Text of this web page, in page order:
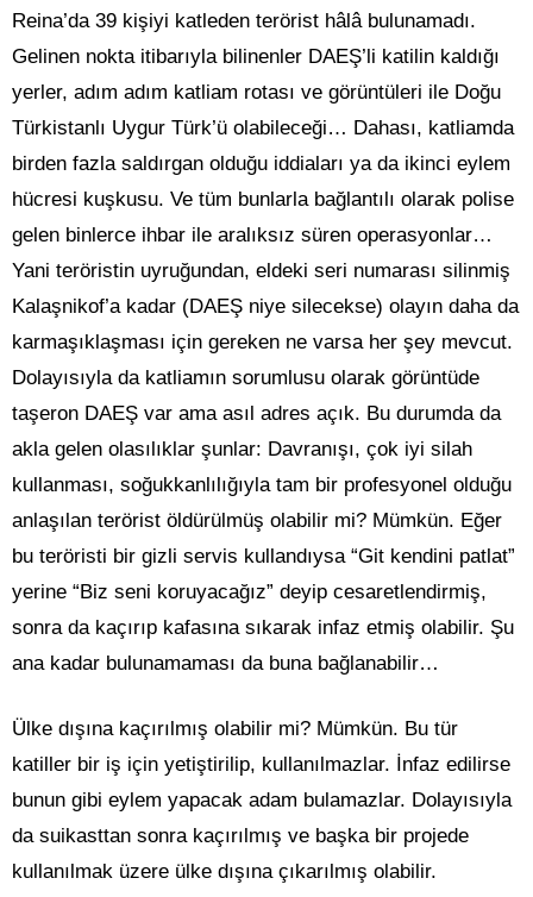
Reina’da 39 kişiyi katleden terörist hâlâ bulunamadı.
Gelinen nokta itibarıyla bilinenler DAEŞ’li katilin kaldığı
yerler, adım adım katliam rotası ve görüntüleri ile Doğu
Türkistanlı Uygur Türk’ü olabileceği… Dahası, katliamda
birden fazla saldırgan olduğu iddiaları ya da ikinci eylem
hücresi kuşkusu. Ve tüm bunlarla bağlantılı olarak polise
gelen binlerce ihbar ile aralıksız süren operasyonlar…
Yani teröristin uyruğundan, eldeki seri numarası silinmiş
Kalaşnikof’a kadar (DAEŞ niye silecekse) olayın daha da
karmaşıklaşması için gereken ne varsa her şey mevcut.
Dolayısıyla da katliamın sorumlusu olarak görüntüde
taşeron DAEŞ var ama asıl adres açık. Bu durumda da
akla gelen olasılıklar şunlar: Davranışı, çok iyi silah
kullanması, soğukkanlılığıyla tam bir profesyonel olduğu
anlaşılan terörist öldürülmüş olabilir mi? Mümkün. Eğer
bu teröristi bir gizli servis kullandıysa “Git kendini patlat”
yerine “Biz seni koruyacağız” deyip cesaretlendirmiş,
sonra da kaçırıp kafasına sıkarak infaz etmiş olabilir. Şu
ana kadar bulunamaması da buna bağlanabilir…
Ülke dışına kaçırılmış olabilir mi? Mümkün. Bu tür
katiller bir iş için yetiştirilip, kullanılmazlar. İnfaz edilirse
bunun gibi eylem yapacak adam bulamazlar. Dolayısıyla
da suikasttan sonra kaçırılmış ve başka bir projede
kullanılmak üzere ülke dışına çıkarılmış olabilir.